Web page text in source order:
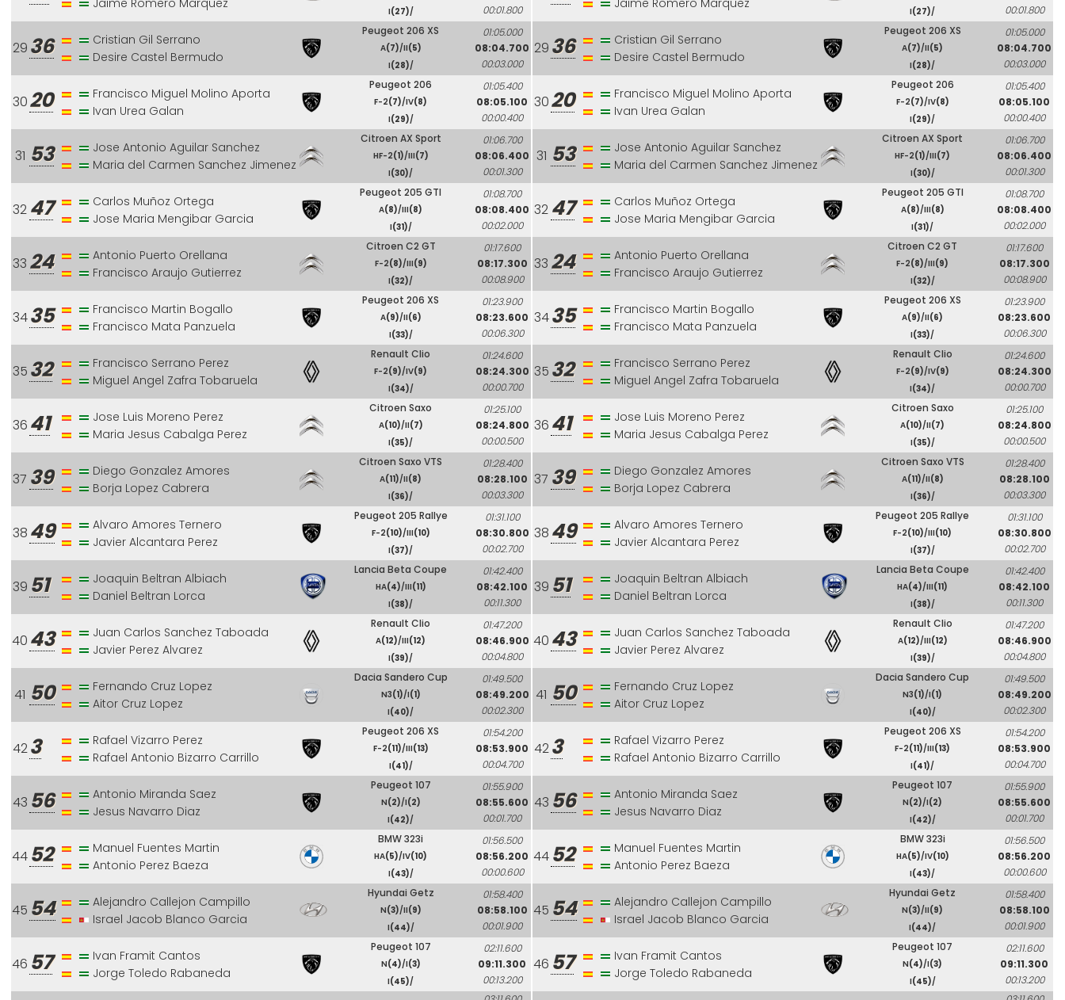
Jaime Romero Marquez
I(27)/
00:01.800
29 36
Cristian Gil Serrano
Desire Castel Bermudo
Peugeot 206 XS
A(7)/II(5)
I(28)/
01:05.000
08:04.700
00:03.000
3020
Francisco Miguel Molino Aporta
Ivan Urea Galan
Peugeot 206
F-2(7)/IV(8)
I(29)/
01:05.400
08:05.100
00:00.400
31 53
Jose Antonio Aguilar Sanchez
Maria del Carmen Sanchez Jimenez
Citroen AX Sport
HF-2(1)/III(7)
I(30)/
01:06.700
08:06.400
00:01.300
32 47
Carlos Muñoz Ortega
Jose Maria Mengibar Garcia
Peugeot 205 GTI
A(8)/III(8)
I(31)/
01:08.700
08:08.400
00:02.000
33 24
Antonio Puerto Orellana
Francisco Araujo Gutierrez
Citroen C2 GT
F-2(8)/III(9)
I(32)/
01:17.600
08:17.300
00:08.900
3435
Francisco Martin Bogallo
Francisco Mata Panzuela
Peugeot 206 XS
A(9)/II(6)
I(33)/
01:23.900
08:23.600
00:06.300
35 32
Francisco Serrano Perez
Miguel Angel Zafra Tobaruela
Renault Clio
F-2(9)/IV(9)
I(34)/
01:24.600
08:24.300
00:00.700
36 41
Jose Luis Moreno Perez
Maria Jesus Cabalga Perez
Citroen Saxo
A(10)/II(7)
I(35)/
01:25.100
08:24.800
00:00.500
37 39
Diego Gonzalez Amores
Borja Lopez Cabrera
Citroen Saxo VTS
A(11)/II(8)
I(36)/
01:28.400
08:28.100
00:03.300
38 49
Alvaro Amores Ternero
Javier Alcantara Perez
Peugeot 205 Rallye
F-2(10)/III(10)
I(37)/
01:31.100
08:30.800
00:02.700
39 51
Joaquin Beltran Albiach
Daniel Beltran Lorca
Lancia Beta Coupe
HA(4)/III(11)
I(38)/
01:42.400
08:42.100
00:11.300
40 43
Juan Carlos Sanchez Taboada
Javier Perez Alvarez
Renault Clio
A(12)/III(12)
I(39)/
01:47.200
08:46.900
00:04.800
41 50
Fernando Cruz Lopez
Aitor Cruz Lopez
Dacia Sandero Cup
N3(1)/I(1)
I(40)/
01:49.500
08:49.200
00:02.300
423
Rafael Vizarro Perez
Rafael Antonio Bizarro Carrillo
Peugeot 206 XS
F-2(11)/III(13)
I(41)/
01:54.200
08:53.900
00:04.700
43 56
Antonio Miranda Saez
Jesus Navarro Diaz
Peugeot 107
N(2)/I(2)
I(42)/
01:55.900
08:55.600
00:01.700
44 52
Manuel Fuentes Martin
Antonio Perez Baeza
BMW 323i
HA(5)/IV(10)
I(43)/
01:56.500
08:56.200
00:00.600
45 54
Alejandro Callejon Campillo
Israel Jacob Blanco Garcia
Hyundai Getz
N(3)/II(9)
I(44)/
01:58.400
08:58.100
00:01.900
46 57
Ivan Framit Cantos
Jorge Toledo Rabaneda
Peugeot 107
N(4)/I(3)
I(45)/
02:11.600
09:11.300
00:13.200
Jaime Romero Marquez
I(27)/
00:01.800
29 36
Cristian Gil Serrano
Desire Castel Bermudo
Peugeot 206 XS
A(7)/II(5)
I(28)/
01:05.000
08:04.700
00:03.000
3020
Francisco Miguel Molino Aporta
Ivan Urea Galan
Peugeot 206
F-2(7)/IV(8)
I(29)/
01:05.400
08:05.100
00:00.400
31 53
Jose Antonio Aguilar Sanchez
Maria del Carmen Sanchez Jimenez
Citroen AX Sport
HF-2(1)/III(7)
I(30)/
01:06.700
08:06.400
00:01.300
32 47
Carlos Muñoz Ortega
Jose Maria Mengibar Garcia
Peugeot 205 GTI
A(8)/III(8)
I(31)/
01:08.700
08:08.400
00:02.000
33 24
Antonio Puerto Orellana
Francisco Araujo Gutierrez
Citroen C2 GT
F-2(8)/III(9)
I(32)/
01:17.600
08:17.300
00:08.900
3435
Francisco Martin Bogallo
Francisco Mata Panzuela
Peugeot 206 XS
A(9)/II(6)
I(33)/
01:23.900
08:23.600
00:06.300
35 32
Francisco Serrano Perez
Miguel Angel Zafra Tobaruela
Renault Clio
F-2(9)/IV(9)
I(34)/
01:24.600
08:24.300
00:00.700
36 41
Jose Luis Moreno Perez
Maria Jesus Cabalga Perez
Citroen Saxo
A(10)/II(7)
I(35)/
01:25.100
08:24.800
00:00.500
37 39
Diego Gonzalez Amores
Borja Lopez Cabrera
Citroen Saxo VTS
A(11)/II(8)
I(36)/
01:28.400
08:28.100
00:03.300
38 49
Alvaro Amores Ternero
Javier Alcantara Perez
Peugeot 205 Rallye
F-2(10)/III(10)
I(37)/
01:31.100
08:30.800
00:02.700
39 51
Joaquin Beltran Albiach
Daniel Beltran Lorca
Lancia Beta Coupe
HA(4)/III(11)
I(38)/
01:42.400
08:42.100
00:11.300
40 43
Juan Carlos Sanchez Taboada
Javier Perez Alvarez
Renault Clio
A(12)/III(12)
I(39)/
01:47.200
08:46.900
00:04.800
41 50
Fernando Cruz Lopez
Aitor Cruz Lopez
Dacia Sandero Cup
N3(1)/I(1)
I(40)/
01:49.500
08:49.200
00:02.300
423
Rafael Vizarro Perez
Rafael Antonio Bizarro Carrillo
Peugeot 206 XS
F-2(11)/III(13)
I(41)/
01:54.200
08:53.900
00:04.700
43 56
Antonio Miranda Saez
Jesus Navarro Diaz
Peugeot 107
N(2)/I(2)
I(42)/
01:55.900
08:55.600
00:01.700
44 52
Manuel Fuentes Martin
Antonio Perez Baeza
BMW 323i
HA(5)/IV(10)
I(43)/
01:56.500
08:56.200
00:00.600
45 54
Alejandro Callejon Campillo
Israel Jacob Blanco Garcia
Hyundai Getz
N(3)/II(9)
I(44)/
01:58.400
08:58.100
00:01.900
46 57
Ivan Framit Cantos
Jorge Toledo Rabaneda
Peugeot 107
N(4)/I(3)
I(45)/
02:11.600
09:11.300
00:13.200